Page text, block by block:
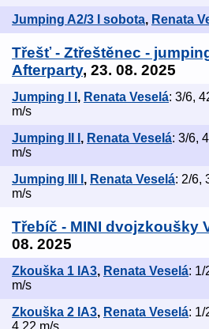
Jumping A2/3 I sobota, Renata
Třešť - Ztřeštěnec -
Afterparty, 23. 08. 2025
Jumping I I , Renata Veselá: 3/6,
m/s
Jumping II I , Renata Veselá: 3/6,
m/s
Jumping III I , Renata Veselá: 2/6,
m/s
Třebíč - MINI dvojzkoušky
08. 2025
Zkouška 1 IA3, Renata Veselá: 1/
m/s
Zkouška 2 IA3, Renata Veselá: 1/
4.22 m/s